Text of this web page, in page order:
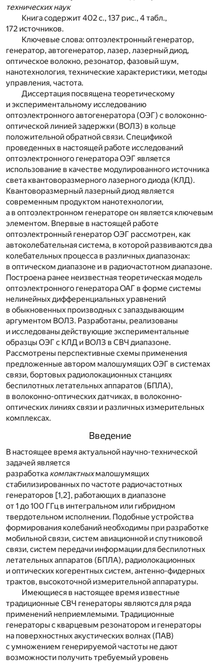
технических наук
Книга содержит 402 с., 137 рис., 4 табл.,
172 источников.
Ключевые слова: оптоэлектронный генератор,
генератор, автогенератор, лазер, лазерный диод,
оптическое волокно, резонатор, фазовый шум,
нанотехнология, технические характеристики, методы
управления, частота.
Диссертация посвящена теоретическому
и экспериментальному исследованию
оптоэлектронного автогенератора (ОЭГ) с волоконно-
оптической линией задержки (ВОЛЗ) в кольце
положительной обратной связи. Спецификой
проведенных в настоящей работе исследований
оптоэлектронного генератора ОЭГ является
использование в качестве модулированного источника
света квантоворазмерного лазерного диода (КЛД).
Квантоворазмерный лазерный диод является
современным продуктом нанотехнологии,
а в оптоэлектронном генераторе он является ключевым
элементом. Впервые в настоящей работе
оптоэлектронный генератор ОЭГ рассмотрен, как
автоколебательная система, в которой развиваются два
колебательных процесса в различных диапазонах:
в оптическом диапазоне и в радиочастотном диапазоне.
Построена ранее неизвестная теоретическая модель
оптоэлектронного генератора ОАГ в форме системы
нелинейных дифференциальных уравнений
в обыкновенных производных с запаздывающим
аргументом ВОЛЗ. Разработаны, реализованы
и исследованы действующие экспериментальные
образцы ОЭГ с КЛД и ВОЛЗ в СВЧ диапазоне.
Рассмотрены перспективные схемы применения
предложенные автором малошумящих ОЭГ в системах
связи, бортовых радиолокационных станциях
беспилотных летательных аппаратов (БПЛА),
в волоконно-оптических датчиках, в волоконно-
оптических линиях связи и различных измерительных
комплексах.
Введение
В настоящее время актуальной научно-технической
задачей является
разработка компактныхмалошумящих
стабилизированных по частоте радиочастотных
генераторов [1,2], работающих в диапазоне
от 1 до 100 ГГц в интегральном или гибридном
твердотельном исполнении. Подобные устройства
формирования колебаний необходимы при разработке
мобильной связи, систем авиационной и спутниковой
связи, систем передачи информации для беспилотных
летательных аппаратов (БПЛА), радиолокационных
и оптических когерентных систем, антенно-фидерных
трактов, высокоточной измерительной аппаратуры.
Имеющиеся в настоящее время известные
традиционные СВЧ генераторы являются для ряда
применений неприемлемыми. Традиционные
генераторы с кварцевым резонатором и генераторы
на поверхностных акустических волнах (ПАВ)
с умножением генерируемой частоты не дают
возможности получить требуемый уровень